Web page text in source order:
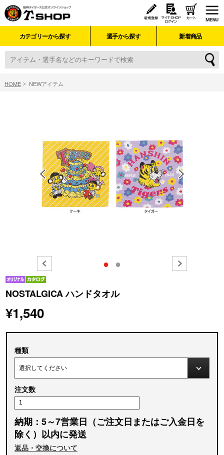
カテゴリーから探す 選手から探す 新着商品
HOME NEWアイテム
● ●
NOSTALGICA ハンドタオル
¥1,540
種類
注文数
納期：5～7営業日（ご注文日またはご入金日を
除く）以内に発送
返品・交換について